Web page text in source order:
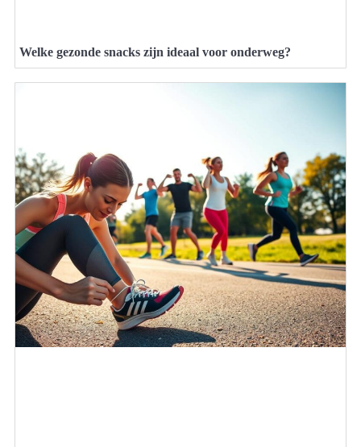
Welke gezonde snacks zijn ideaal voor onderweg?